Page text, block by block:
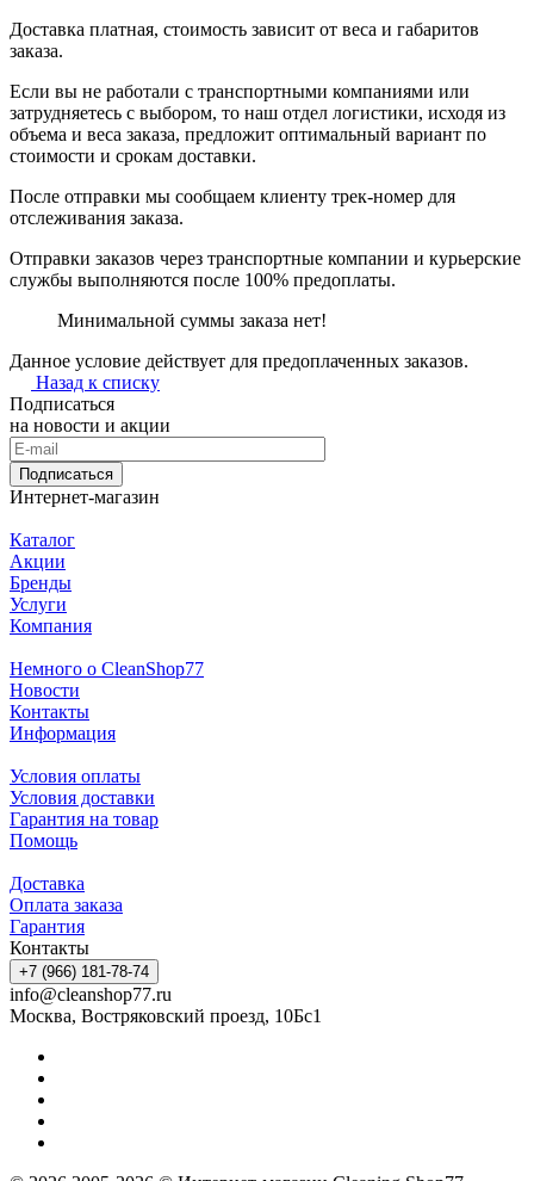
Доставка платная, стоимость зависит от веса и габаритов
заказа.
Если вы не работали с транспортными компаниями или
затрудняетесь с выбором, то наш отдел логистики, исходя из
объема и веса заказа, предложит оптимальный вариант по
стоимости и срокам доставки.
После отправки мы сообщаем клиенту трек-номер для
отслеживания заказа.
Отправки заказов через транспортные компании и курьерские
службы выполняются после 100% предоплаты.
Минимальной суммы заказа нет!
Данное условие действует для предоплаченных заказов.
Назад к списку
Подписаться
на новости и акции
Подписаться
Интернет-магазин
Каталог
Акции
Бренды
Услуги
Компания
Немного о CleanShop77
Новости
Контакты
Информация
Условия оплаты
Условия доставки
Гарантия на товар
Помощь
Доставка
Оплата заказа
Гарантия
Контакты
+7 (966) 181-78-74
info@cleanshop77.ru
Москва, Востряковский проезд, 10Бс1